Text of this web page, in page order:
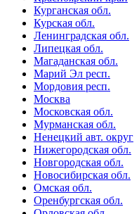
Курганская обл.
Курская обл.
Ленинградская обл.
Липецкая обл.
Магаданская обл.
Марий Эл респ.
Мордовия респ.
Москва
Московская обл.
Мурманская обл.
Ненецкий авт. округ
Нижегородская обл.
Новгородская обл.
Новосибирская обл.
Омская обл.
Оренбургская обл.